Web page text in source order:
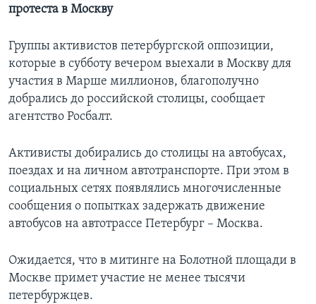
протеста в Москву
Группы активистов петербургской оппозиции,
которые в субботу вечером выехали в Москву для
участия в Марше миллионов, благополучно
добрались до российской столицы, сообщает
агентство Росбалт.
Активисты добирались до столицы на автобусах,
поездах и на личном автотранспорте. При этом в
социальных сетях появлялись многочисленные
сообщения о попытках задержать движение
автобусов на автотрассе Петербург – Москва.
Ожидается, что в митинге на Болотной площади в
Москве примет участие не менее тысячи
петербуржцев.